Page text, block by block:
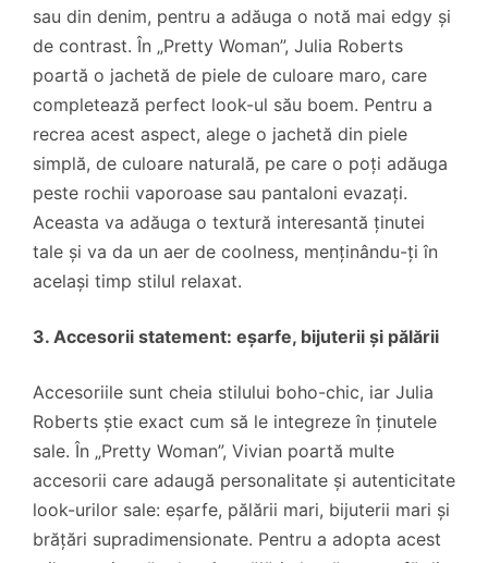
sau din denim, pentru a adăuga o notă mai edgy și
de contrast. În „Pretty Woman”, Julia Roberts
poartă o jachetă de piele de culoare maro, care
completează perfect look-ul său boem. Pentru a
recrea acest aspect, alege o jachetă din piele
simplă, de culoare naturală, pe care o poți adăuga
peste rochii vaporoase sau pantaloni evazați.
Aceasta va adăuga o textură interesantă ținutei
tale și va da un aer de coolness, menținându-ți în
același timp stilul relaxat.
3. Accesorii statement: eșarfe, bijuterii și pălării
Accesoriile sunt cheia stilului boho-chic, iar Julia
Roberts știe exact cum să le integreze în ținutele
sale. În „Pretty Woman”, Vivian poartă multe
accesorii care adaugă personalitate și autenticitate
look-urilor sale: eșarfe, pălării mari, bijuterii mari și
brățări supradimensionate. Pentru a adopta acest